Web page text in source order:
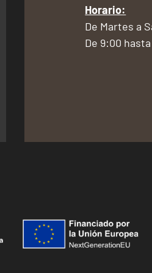
Horario:
De Martes a
De 9:00 hasta